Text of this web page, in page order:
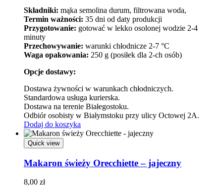
Składniki: mąka semolina durum, filtrowana woda,
Termin ważności: 35 dni od daty produkcji
Przygotowanie: gotować w lekko osolonej wodzie 2-4
minuty
Przechowywanie: warunki chłodnicze 2-7 °C
Waga opakowania: 250 g (posiłek dla 2-ch osób)
Opcje dostawy:
Dostawa żywności w warunkach chłodniczych.
Standardowa usługa kurierska.
Dostawa na terenie Białegostoku.
Odbiór osobisty w Białymstoku przy ulicy Octowej 2A.
Dodaj do koszyka
Quick view
Makaron świeży Orecchiette – jajeczny
8,00 zł